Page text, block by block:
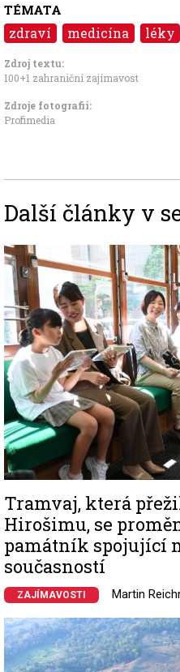
TÉMATA
zdraví medicína léky
Zdroj textu:
100+1 zahraniční zajímavost
Zdroje fotografii:
Profimedia
Další články v
Image
Tramvaj, která
Hirošimu, se
památník spojující
současností
ZAJÍMAVOSTI Martin
Image